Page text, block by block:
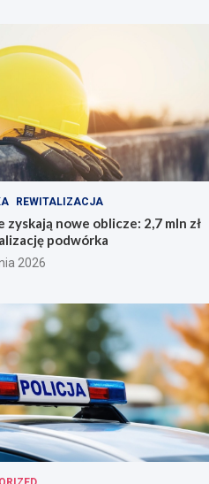
REWITALIZACJA
zyskają nowe oblicze: 2,7 mln zł
podwórka
2026